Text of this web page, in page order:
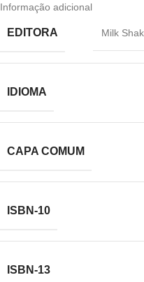
Informação adicional
EDITORA Milk
IDIOMA
CAPA COMUM
ISBN-10
ISBN-13